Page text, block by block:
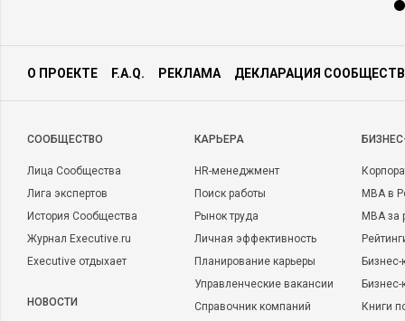
О ПРОЕКТЕ F.A.Q. РЕКЛАМА ДЕКЛАРАЦИЯ
CООБЩЕСТВО
Лица Сообщества
Лига экспертов
История Сообщества
Журнал Executive.ru
Executive отдыхает
НОВОСТИ
КАРЬЕРА
HR-менеджмент
Поиск работы
Рынок труда
Личная эффективность
Планирование карьеры
Управленческие вакансии
Справочник компаний
MBA в
MBA
Бизнес-
Книги